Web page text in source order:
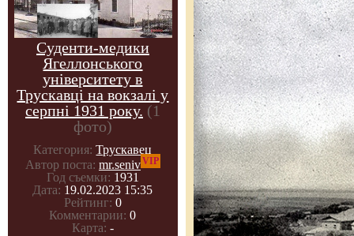
Суденти-медики
Ягеллонського
університету в
Трускавці на вокзалі у
серпні 1931 року. (1
фото)
Категория: Трускавец
Автор поста: mr.senivVIP
Год съемки: 1931
Дата: 19.02.2023 15:35
Рейтинг: 0
Комментарии: 0
Карта: -